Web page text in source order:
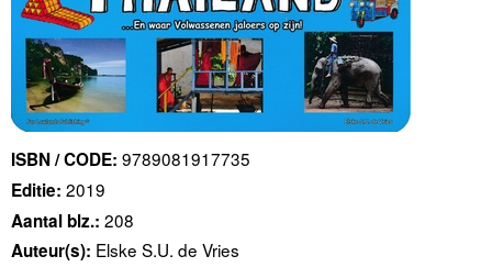
ISBN / CODE: 9789081917735
Editie: 2019
Aantal blz.: 208
Auteur(s): Elske S.U. de Vries